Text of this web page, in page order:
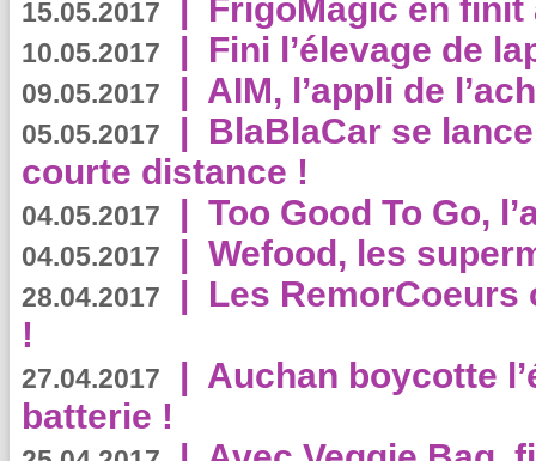
15.05.2017 | FrigoMagic en
10.05.2017 | Fini l’élevage de
09.05.2017 | AIM, l’appli de
05.05.2017 | BlaBlaCar se
courte distance !
04.05.2017 | Too Good To Go,
04.05.2017 | Wefood, les
28.04.2017 | Les RemorCoeurs
!
27.04.2017 | Auchan boycotte
batterie !